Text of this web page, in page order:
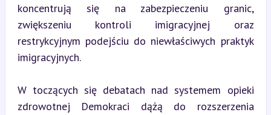
koncentrują się na zabezpieczeniu granic,
zwiększeniu kontroli imigracyjnej oraz
restrykcyjnym podejściu do niewłaściwych praktyk
imigracyjnych.
W toczących się debatach nad systemem opieki
zdrowotnej Demokraci dążą do rozszerzenia